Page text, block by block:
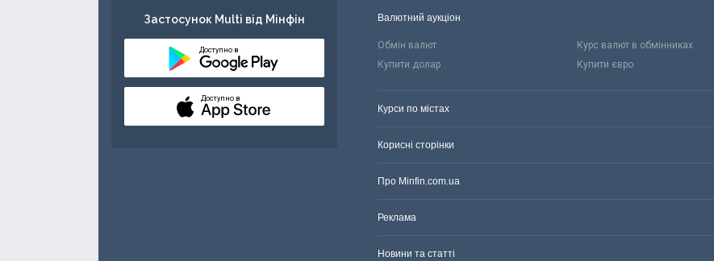
Застосунок Multi від Мінфін
Доступно в
Доступно в
Валютний аукціон
Обмін валют Курс валют в обмінниках
Купити долар
Купити євро
Курси по містах
Корисні сторінки
Про Minfin.com.ua
Реклама
Новини та статті